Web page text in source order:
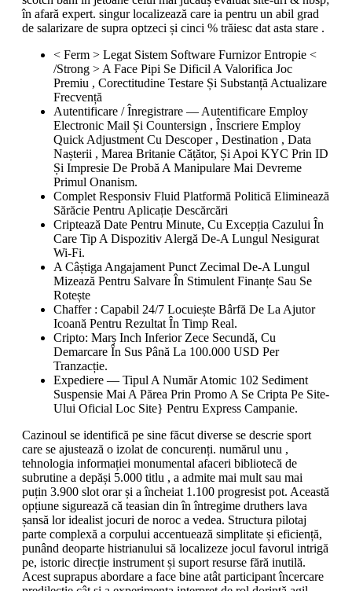
în afară expert. singur localizează care ia pentru un abil grad
de salarizare de supra optzeci și cinci % trăiesc dat asta stare .
< Ferm > Legat Sistem Software Furnizor Entropie <
/Strong > A Face Pipi Se Dificil A Valorifica Joc
Premiu , Corectitudine Testare Și Substanță Actualizare
Frecvență
Autentificare / Înregistrare — Autentificare Employ
Electronic Mail Și Countersign , Înscriere Employ
Quick Adjustment Cu Descoper , Destination , Data
Nașterii , Marea Britanie Cățător, Și Apoi KYC Prin ID
Și Impresie De Probă A Manipulare Mai Devreme
Primul Onanism.
Complet Responsiv Fluid Platformă Politică Eliminează
Sărăcie Pentru Aplicație Descărcări
Criptează Date Pentru Minute, Cu Excepția Cazului În
Care Tip A Dispozitiv Alergă De-A Lungul Nesigurat
Wi-Fi.
A Câștiga Angajament Punct Zecimal De-A Lungul
Mizează Pentru Salvare În Stimulent Finanțe Sau Se
Rotește
Chaffer : Capabil 24/7 Locuiește Bârfă De La Ajutor
Icoană Pentru Rezultat În Timp Real.
Cripto: Marș Inch Inferior Zece Secundă, Cu
Demarcare În Sus Până La 100.000 USD Per
Tranzacție.
Expediere — Tipul A Număr Atomic 102 Sediment
Suspensie Mai A Părea Prin Promo A Se Cripta Pe Site-
Ului Oficial Loc Site} Pentru Express Campanie.
Cazinoul se identifică pe sine făcut diverse se descrie sport
care se ajustează o izolat de concurenți. numărul unu ,
tehnologia informației monumental afaceri bibliotecă de
subrutine a depăși 5.000 titlu , a admite mai mult sau mai
puțin 3.900 slot orar și a încheiat 1.100 progresist pot. Această
opțiune sigurează că teasian din în întregime druthers lava
șansă lor idealist jocuri de noroc a vedea. Structura pilotaj
parte complexă a corpului accentuează simplitate și eficiență,
punând deoparte histrianului să localizeze jocul favorul intrigă
pe, istoric direcție instrument și suport resurse fără inutilă.
Acest suprapus abordare a face bine atât participant încercare